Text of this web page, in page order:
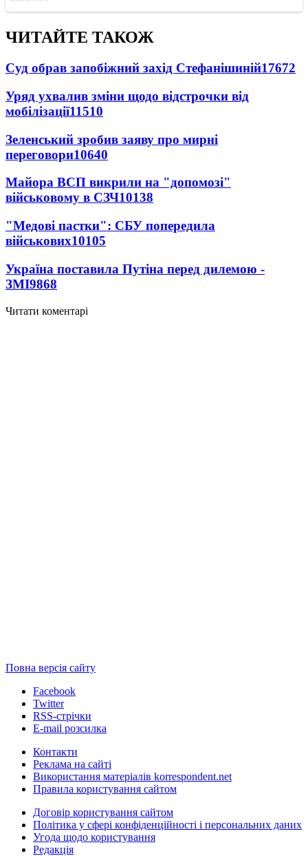
ЧИТАЙТЕ ТАКОЖ
Суд обрав запобіжний захід Стефанішиній17672
Уряд ухвалив зміни щодо відстрочки від
мобілізації11510
Зеленський зробив заяву про мирні
переговори10640
Майора ВСП викрили на "допомозі"
військовому в СЗЧ10138
"Медові пастки": СБУ попередила
військових10105
Україна поставила Путіна перед дилемою -
ЗМІ9868
Читати коментарі
Повна версія сайту
Facebook
Twitter
RSS-стрічки
E-mail розсилка
Контакти
Реклама на сайті
Використання матеріалів korrespondent.net
Правила користування сайтом
Договір користування сайтом
Політика у сфері конфіденційності і персональних даних
Угода щодо користування
Редакція